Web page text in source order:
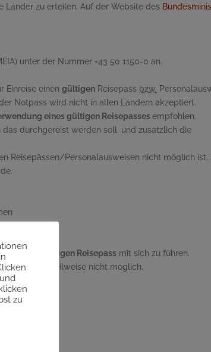
Länder zu erteilen. Auf der Website des
unter der Nummer +43 50 1150-0 an.
Einreise einen gültigen Reisepass bzw.
Notpass wird nicht in allen Ländern akzeptiert.
eines gültigen Reisepassesempfohlen.
das durchgereist werden soll, und zusätzlich die
Reisepässen/Personalausweisen nicht möglich ist,
gültigen Reisepass mit sich zu führen.
Grenze ist teilweise nicht möglich.
zu